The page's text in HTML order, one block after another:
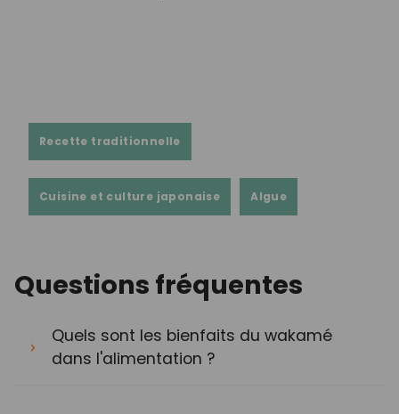
Recette traditionnelle
Cuisine et culture japonaise Algue
Questions fréquentes
Quels sont les bienfaits du wakamé
dans l'alimentation ?